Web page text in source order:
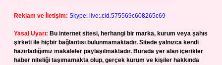
Reklam ve İletişim: Skype: live:.cid.575569c608265c69
Yasal Uyarı: Bu internet sitesi, herhangi bir marka, kurum veya şahıs
şirketi ile hiçbir bağlantısı bulunmamaktadır. Sitede yalnızca kendi
hazırladığımız makaleler paylaşılmaktadır. Burada yer alan içerikler
haber niteliği taşımamakta olup, gerçek kurum ve kişiler hakkında